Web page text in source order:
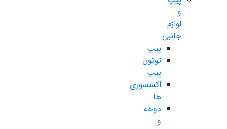
و
لوازم
جانبی
پیپ
توتون
پیپ
اکسسوری
ها..
دوخه
و